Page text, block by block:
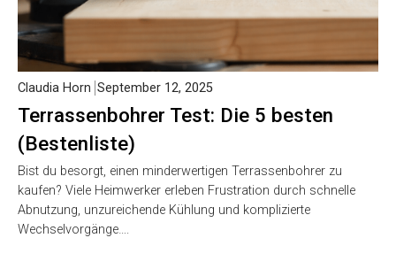
Terrassenbohrer Test: Die 5 besten
(Bestenliste)
Claudia Horn September 12, 2025
Bist du besorgt, einen minderwertigen Terrassenbohrer zu
kaufen? Viele Heimwerker erleben Frustration durch schnelle
Abnutzung, unzureichende Kühlung und komplizierte
Wechselvorgänge….